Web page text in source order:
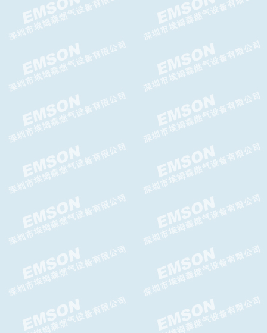
DOMUS减压阀，DOMUS调压
Brise Plus减压阀,Brise Plus调
压器
ATHOS减压阀-GASCAT减压阀